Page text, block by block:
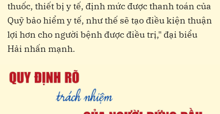
thuốc, thiết bị y tế, định mức được thanh toán của
Quỹ bảo hiểm y tế, như thế sẽ tạo điều kiện thuận
lợi hơn cho người bệnh được điều trị," đại biểu
Hải nhấn mạnh.